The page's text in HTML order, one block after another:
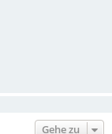
Gehe zu